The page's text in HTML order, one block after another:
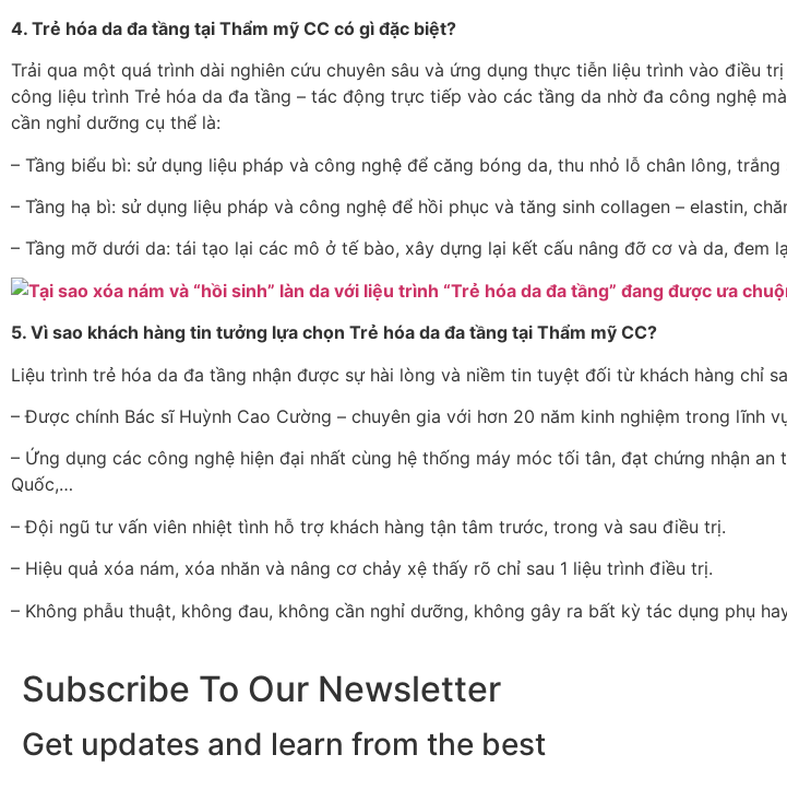
4. Trẻ hóa da đa tầng tại Thẩm mỹ CC có gì đặc biệt?
Trải qua một quá trình dài nghiên cứu chuyên sâu và ứng dụng thực tiễn liệu trình vào điều
công liệu trình Trẻ hóa da đa tầng – tác động trực tiếp vào các tầng da nhờ đa công nghệ
cần nghỉ dưỡng cụ thể là:
– Tầng biểu bì: sử dụng liệu pháp và công nghệ để căng bóng da, thu nhỏ lỗ chân lông, trắng
– Tầng hạ bì: sử dụng liệu pháp và công nghệ để hồi phục và tăng sinh collagen – elastin,
– Tầng mỡ dưới da: tái tạo lại các mô ở tế bào, xây dựng lại kết cấu nâng đỡ cơ và da, đem
5. Vì sao khách hàng tin tưởng lựa chọn Trẻ hóa da đa tầng tại Thẩm mỹ CC?
Liệu trình trẻ hóa da đa tầng nhận được sự hài lòng và niềm tin tuyệt đối từ khách hàng chỉ
– Được chính Bác sĩ Huỳnh Cao Cường – chuyên gia với hơn 20 năm kinh nghiệm trong lĩnh
– Ứng dụng các công nghệ hiện đại nhất cùng hệ thống máy móc tối tân, đạt chứng nhận an
Quốc,…
– Đội ngũ tư vấn viên nhiệt tình hỗ trợ khách hàng tận tâm trước, trong và sau điều trị.
– Hiệu quả xóa nám, xóa nhăn và nâng cơ chảy xệ thấy rõ chỉ sau 1 liệu trình điều trị.
– Không phẫu thuật, không đau, không cần nghỉ dưỡng, không gây ra bất kỳ tác dụng phụ
Subscribe To Our Newsletter
Get updates and learn from the best